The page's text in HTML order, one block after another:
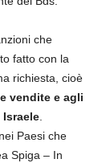
che
fatto con la
richiesta, cioè
vendite e agli
.
Paesi che
Spiga – In